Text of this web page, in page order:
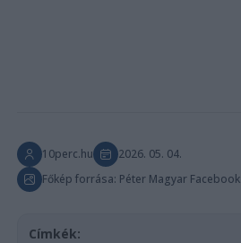
10perc.hu
2026. 05. 04.
Főkép forrása: Péter Magyar Facebook
Címkék: